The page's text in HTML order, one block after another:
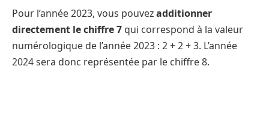
Pour l’année 2023, vous pouvezadditionner
directement le chiffre 7 qui correspond à la valeur
numérologique de l’année 2023 : 2 + 2 + 3. L’année
2024 sera donc représentée par le chiffre 8.